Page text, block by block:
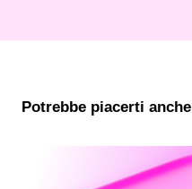
Potrebbe piacerti anche